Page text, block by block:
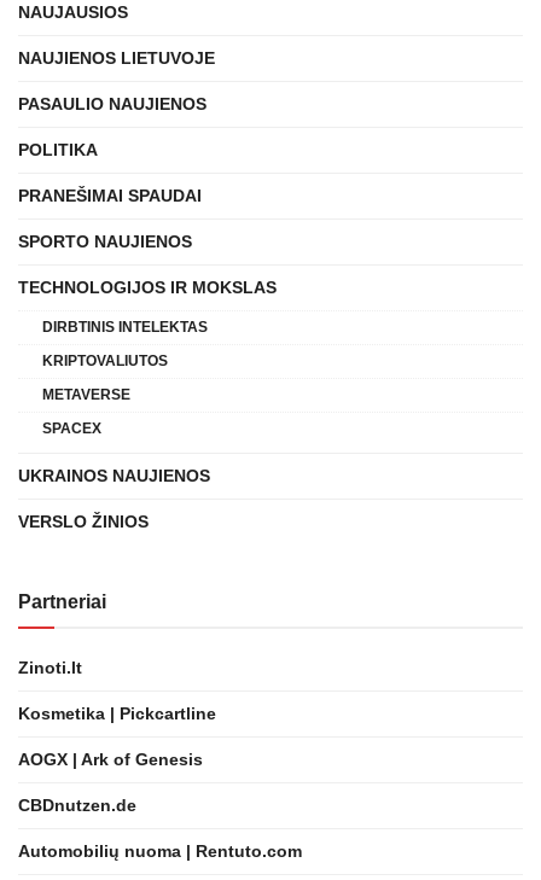
NAUJAUSIOS
NAUJIENOS LIETUVOJE
PASAULIO NAUJIENOS
POLITIKA
PRANEŠIMAI SPAUDAI
SPORTO NAUJIENOS
TECHNOLOGIJOS IR MOKSLAS
DIRBTINIS INTELEKTAS
KRIPTOVALIUTOS
METAVERSE
SPACEX
UKRAINOS NAUJIENOS
VERSLO ŽINIOS
Partneriai
Zinoti.lt
Kosmetika | Pickcartline
AOGX | Ark of Genesis
CBDnutzen.de
Automobilių nuoma | Rentuto.com